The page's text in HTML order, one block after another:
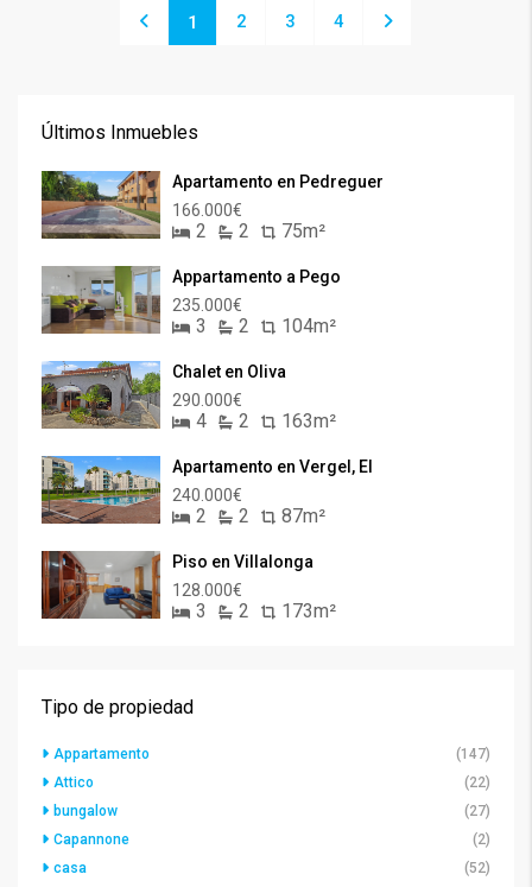
1 2 3 4
Últimos Inmuebles
Apartamento en Pedreguer
166.000€
2 2 75m²
Appartamento a Pego
235.000€
3 2 104m²
Chalet en Oliva
290.000€
4 2 163m²
Apartamento en Vergel, El
240.000€
2 2 87m²
Piso en Villalonga
128.000€
3 2 173m²
Tipo de propiedad
Appartamento
(147)
Attico
(22)
bungalow
(27)
Capannone
(2)
casa
(52)